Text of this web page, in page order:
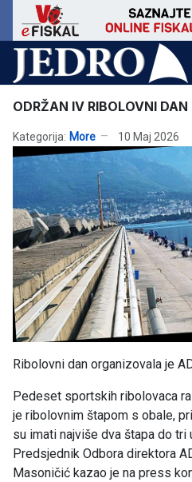
ODRŽAN IV RIBOLOVNI DAN
Kategorija: More 10 Maj 2026
Ribolovni dan organizovala je
Pedeset sportskih ribolovaca
je ribolovnim štapom s obale,
su imati najviše dva štapa do tri
Predsjednik Odbora direktora
Masoničić kazao je na press